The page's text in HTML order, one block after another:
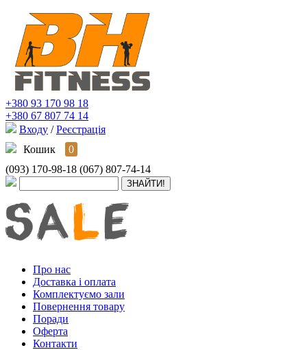
+380 93 170 98 18
+380 67 807 74 14
Входу / Реєстрація
Кошик
0
(093) 170-98-18 (067) 807-74-14
Про нас
Доставка і оплата
Комплектуємо зали
Повернення товару
Поради
Оферта
Контакти